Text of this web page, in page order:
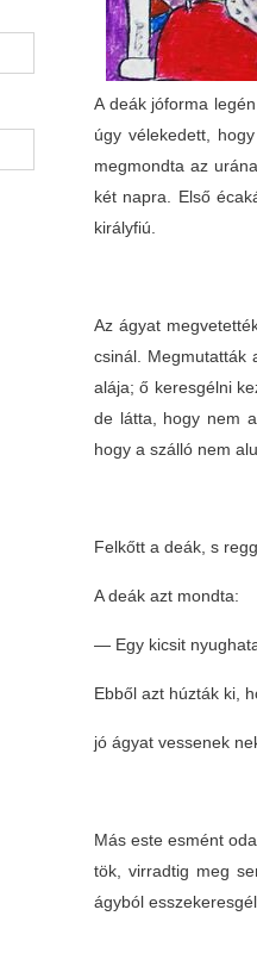
A deák jóforma
úgy vélekedett,
megmondta az
két napra. Első
királyfiú.
Az ágyat
csinál. Megmutatták
alája; ő keresgélni
de látta, hogy nem
hogy a szálló nem
Felkőtt a deák, s
A deák azt mondta:
— Egy kicsit
Ebből azt húzták ki,
jó ágyat vessenek
Más este esmént
tök, virradtig meg
ágyból